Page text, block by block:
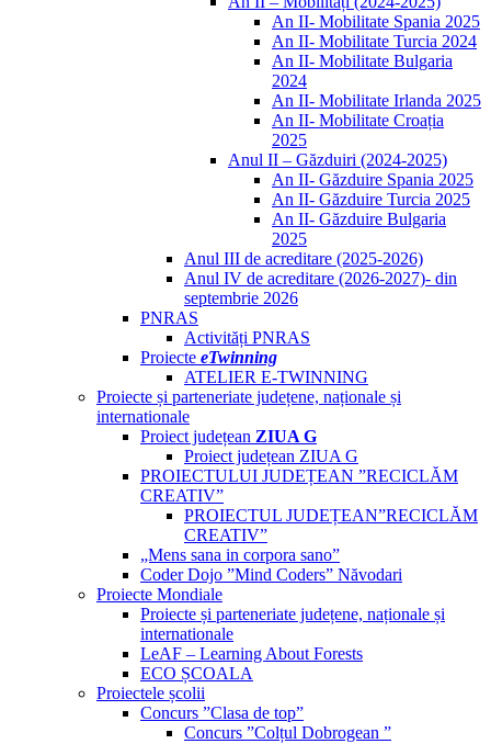
An II- Mobilitate Spania 2025
An II- Mobilitate Turcia 2024
An II- Mobilitate Bulgaria
2024
An II- Mobilitate Irlanda 2025
An II- Mobilitate Croația
2025
Anul II – Găzduiri (2024-2025)
An II- Găzduire Spania 2025
An II- Găzduire Turcia 2025
An II- Găzduire Bulgaria
2025
Anul III de acreditare (2025-2026)
Anul IV de acreditare (2026-2027)- din
septembrie 2026
PNRAS
Activități PNRAS
Proiecte eTwinning
ATELIER E-TWINNING
Proiecte și parteneriate județene, naționale și
internationale
Proiect județean ZIUA G
Proiect județean ZIUA G
PROIECTULUI JUDEȚEAN ”RECICLĂM
CREATIV”
PROIECTUL JUDEȚEAN”RECICLĂM
CREATIV”
„Mens sana in corpora sano”
Coder Dojo ”Mind Coders” Năvodari
Proiecte Mondiale
Proiecte și parteneriate județene, naționale și
internationale
LeAF – Learning About Forests
ECO ȘCOALA
Proiectele școlii
Concurs ”Clasa de top”
Concurs ”Colțul Dobrogean ”